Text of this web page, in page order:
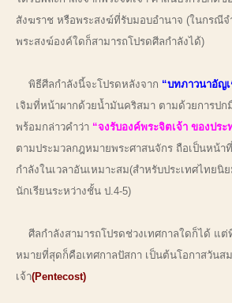
สังฆราช หรือพระสงฆ์ที่รับมอบอำนาจ (ในกรณีจ
พระสงฆ์องค์ใดก็สามารถโปรดศีลกำลังได้)
พิธีศีลกำลังนี้จะโปรดหลังจาก “บทภาวนาอัญ
เจิมที่หน้าผากด้วยน้ำมันคริสมา ตามด้วยการปก
พร้อมกล่าวคำว่า “จงรับองค์พระจิตเจ้า ของประ
ตามประมวลกฎหมายพระศาสนจักร ถือเป็นหน้า
กำลังในเวลาอันเหมาะสม(สำหรับประเทศไทยนิ
นักเรียนระหว่างชั้น ป.4-5)
ศีลกำลังสามารถโปรดช่วงเทศกาลใดก็ได้ แต่
หมายที่สุดก็คือเทศกาลปัสกา เป็นต้นโอกาสวันส
เจ้า(Pentecost)